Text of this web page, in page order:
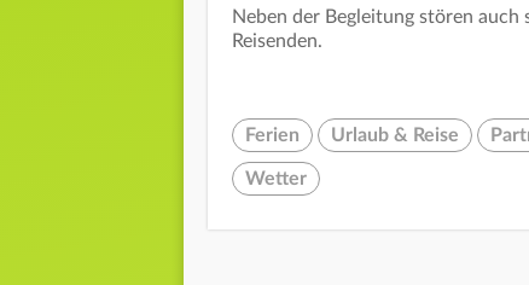
Neben der Begleitung stören
Reisenden.
Ferien Urlaub & Reise
Wetter